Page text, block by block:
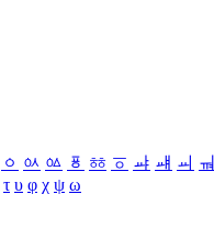
ㆁ ㆂ ㆃ ㆄ ㆅ ㆆ ㆇ ㆈ ㆉ ㆊ
τ υ φ χ ψ ω